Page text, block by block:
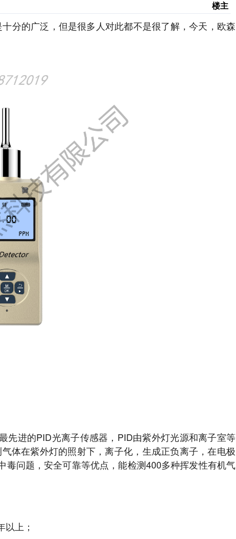
楼主
分的广泛，但是很多人对此都不是很了解，今天，欧森
先进的PID光离子传感器，PID由紫外灯光源和离子室等
体在紫外灯的照射下，离子化，生成正负离子，在电极
问题，安全可靠等优点，能检测400多种挥发性有机气
上；